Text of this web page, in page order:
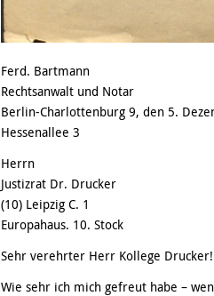
Ferd. Bartmann
Rechtsanwalt und Notar
Berlin-Charlottenburg 9, den 5.
Hessenallee 3
Herrn
Justizrat Dr. Drucker
(10) Leipzig C. 1
Europahaus. 10. Stock
Sehr verehrter Herr Kollege Drucker!
Wie sehr ich mich gefreut habe –